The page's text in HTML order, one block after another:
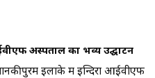
अस्पताल का भव्य उद्घाटन
इलाके में इन्दिरा आईवीएफ